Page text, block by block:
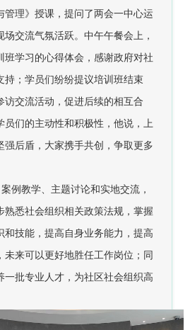
管理》授课，提问了两会一中心运
交流气氛活跃。中午午餐会上，
班学习的心得体会，感谢政府对社
持；学员们纷纷提议培训班结束
访交流活动，促进后续的相互合
员们的主动性和积极性，他说，上
强后盾，大家携手共创，争取更多
例教学、主题讨论和实地交流，
熟悉社会组织相关政策法规，掌握
和技能，提高自身业务能力，提高
未来可以更好地胜任工作岗位；同
一批专业人才，为社区社会组织高